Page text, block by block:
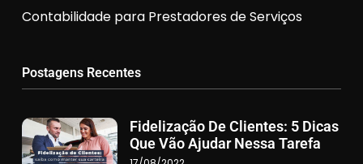
Contabilidade para Prestadores de Serviços
Postagens Recentes
Fidelização De Clientes: 5 Dicas
Que Vão Ajudar Nessa Tarefa